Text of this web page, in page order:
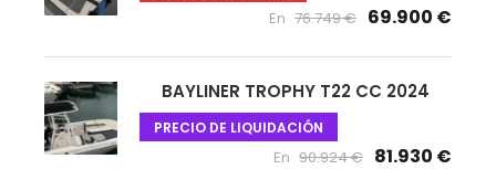
En 76.749 € 69.900 €
BAYLINER TROPHY T22 CC 2024
PRECIO DE LIQUIDACIÓN
En 90.924 € 81.930 €